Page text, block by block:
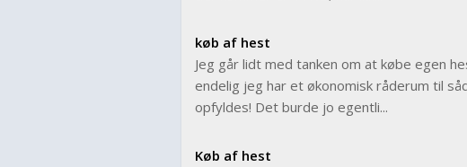
køb af hest
Jeg går lidt med tanken om at købe egen
endelig jeg har et økonomisk råderum til
opfyldes! Det burde jo egentli...
Køb af hest